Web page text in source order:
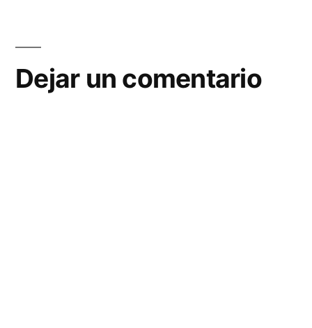
Dejar un comentario